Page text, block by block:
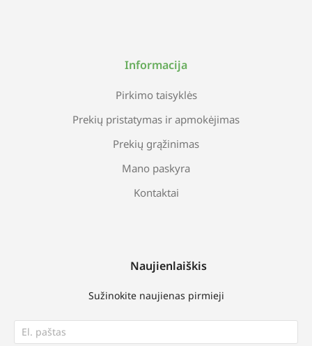
Informacija
Pirkimo taisyklės
Prekių pristatymas ir apmokėjimas
Prekių grąžinimas
Mano paskyra
Kontaktai
Naujienlaiškis
Sužinokite naujienas pirmieji